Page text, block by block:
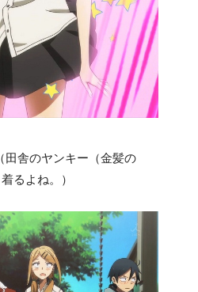
田舎のヤンキー（金髪の
るよね。）